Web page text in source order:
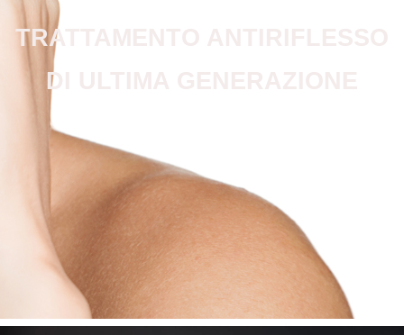
TRATTAMENTO ANTIRIFLESSO
DI ULTIMA GENERAZIONE